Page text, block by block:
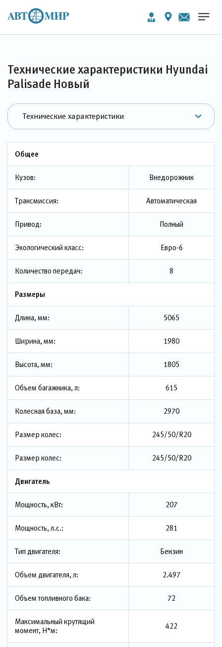
Технические характеристики Hyundai
Palisade Новый
Общее
Кузов: Внедорожник
Трансмиссия: Автоматическая
Привод: Полный
Экологический класс: Евро-6
Количество передач: 8
Размеры
Длина, мм: 5065
Ширина, мм: 1980
Высота, мм: 1805
Объем багажника, л: 615
Колесная база, мм: 2970
Размер колес: 245/50/R20
Размер колес: 245/50/R20
Двигатель
Мощность, кВт: 207
Мощность, л.с.: 281
Тип двигателя: Бензин
Объем двигателя, л: 2.497
Объем топливного бака: 72
Максимальный крутящий
момент, Н*м:
422